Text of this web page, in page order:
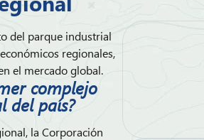
del parque industrial
regionales,
el mercado global.
complejo
del país?
la Corporación